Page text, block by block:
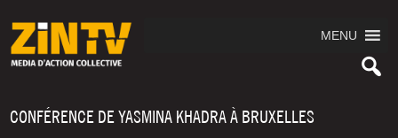
MENU
CONFÉRENCE DE YASMINA KHADRA À BRUXELLES